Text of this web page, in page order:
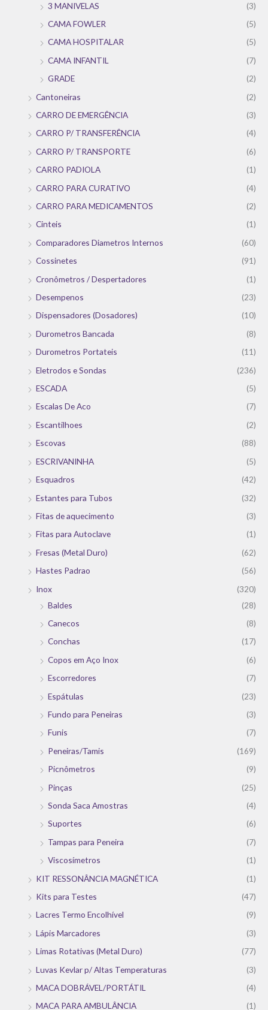
3 MANIVELAS
(3)
CAMA FOWLER
(5)
CAMA HOSPITALAR
(5)
CAMA INFANTIL
(7)
GRADE
(2)
Cantoneiras
(2)
CARRO DE EMERGÊNCIA
(3)
CARRO P/ TRANSFERÊNCIA
(4)
CARRO P/ TRANSPORTE
(6)
CARRO PADIOLA
(1)
CARRO PARA CURATIVO
(4)
CARRO PARA MEDICAMENTOS
(2)
Cinteis
(1)
Comparadores Diametros Internos
(60)
Cossinetes
(91)
Cronômetros / Despertadores
(1)
Desempenos
(23)
Dispensadores (Dosadores)
(10)
Durometros Bancada
(8)
Durometros Portateis
(11)
Eletrodos e Sondas
(236)
ESCADA
(5)
Escalas De Aco
(7)
Escantilhoes
(2)
Escovas
(88)
ESCRIVANINHA
(5)
Esquadros
(42)
Estantes para Tubos
(32)
Fitas de aquecimento
(3)
Fitas para Autoclave
(1)
Fresas (Metal Duro)
(62)
Hastes Padrao
(56)
Inox
(320)
Baldes
(28)
Canecos
(8)
Conchas
(17)
Copos em Aço Inox
(6)
Escorredores
(7)
Espátulas
(23)
Fundo para Peneiras
(3)
Funis
(7)
Peneiras/Tamis
(169)
Picnômetros
(9)
Pinças
(25)
Sonda Saca Amostras
(4)
Suportes
(6)
Tampas para Peneira
(7)
Viscosímetros
(1)
KIT RESSONÂNCIA MAGNÉTICA
(1)
Kits para Testes
(47)
Lacres Termo Encolhível
(9)
Lápis Marcadores
(3)
Limas Rotativas (Metal Duro)
(77)
Luvas Kevlar p/ Altas Temperaturas
(3)
MACA DOBRÁVEL/PORTÁTIL
(4)
MACA PARA AMBULÂNCIA
(1)